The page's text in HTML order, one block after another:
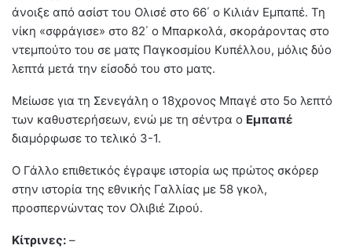
άνοιξε από ασίστ του Ολισέ στο 66΄ ο Κιλιάν Εμπαπέ. Τη
νίκη «σφράγισε» στο 82΄ ο Μπαρκολά, σκοράροντας στο
ντεμπούτο του σε ματς Παγκοσμίου Κυπέλλου, μόλις δύο
λεπτά μετά την είσοδό του στο ματς.
Μείωσε για τη Σενεγάλη ο 18χρονος Μπαγέ στο 5ο λεπτό
των καθυστερήσεων, ενώ με τη σέντρα ο Εμπαπέ
διαμόρφωσε το τελικό 3-1.
O Γάλλο επιθετικός έγραψε ιστορία ως πρώτος σκόρερ
στην ιστορία της εθνικής Γαλλίας με 58 γκολ,
προσπερνώντας τον Ολιβιέ Ζιρού.
Κίτρινες: –